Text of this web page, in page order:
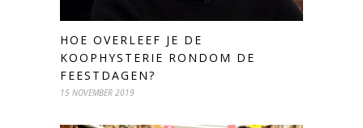
HOE OVERLEEF JE DE
KOOPHYSTERIE RONDOM DE
FEESTDAGEN?
15 NOVEMBER 2019